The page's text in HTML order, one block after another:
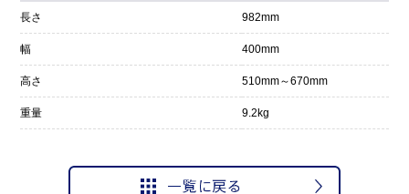
長さ 982mm
幅 400mm
高さ 510mm～670mm
重量 9.2kg